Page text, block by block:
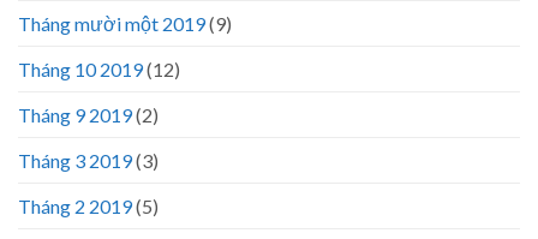
Tháng mười một 2019(9)
Tháng 10 2019(12)
Tháng 9 2019(2)
Tháng 3 2019(3)
Tháng 2 2019(5)